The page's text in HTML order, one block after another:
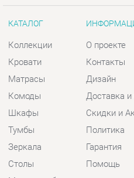
Тумбы
Зеркала
Столы
Мягкая мебель
Комплектующие
Политика
Гарантия
Помощь
КОНТАКТЫ